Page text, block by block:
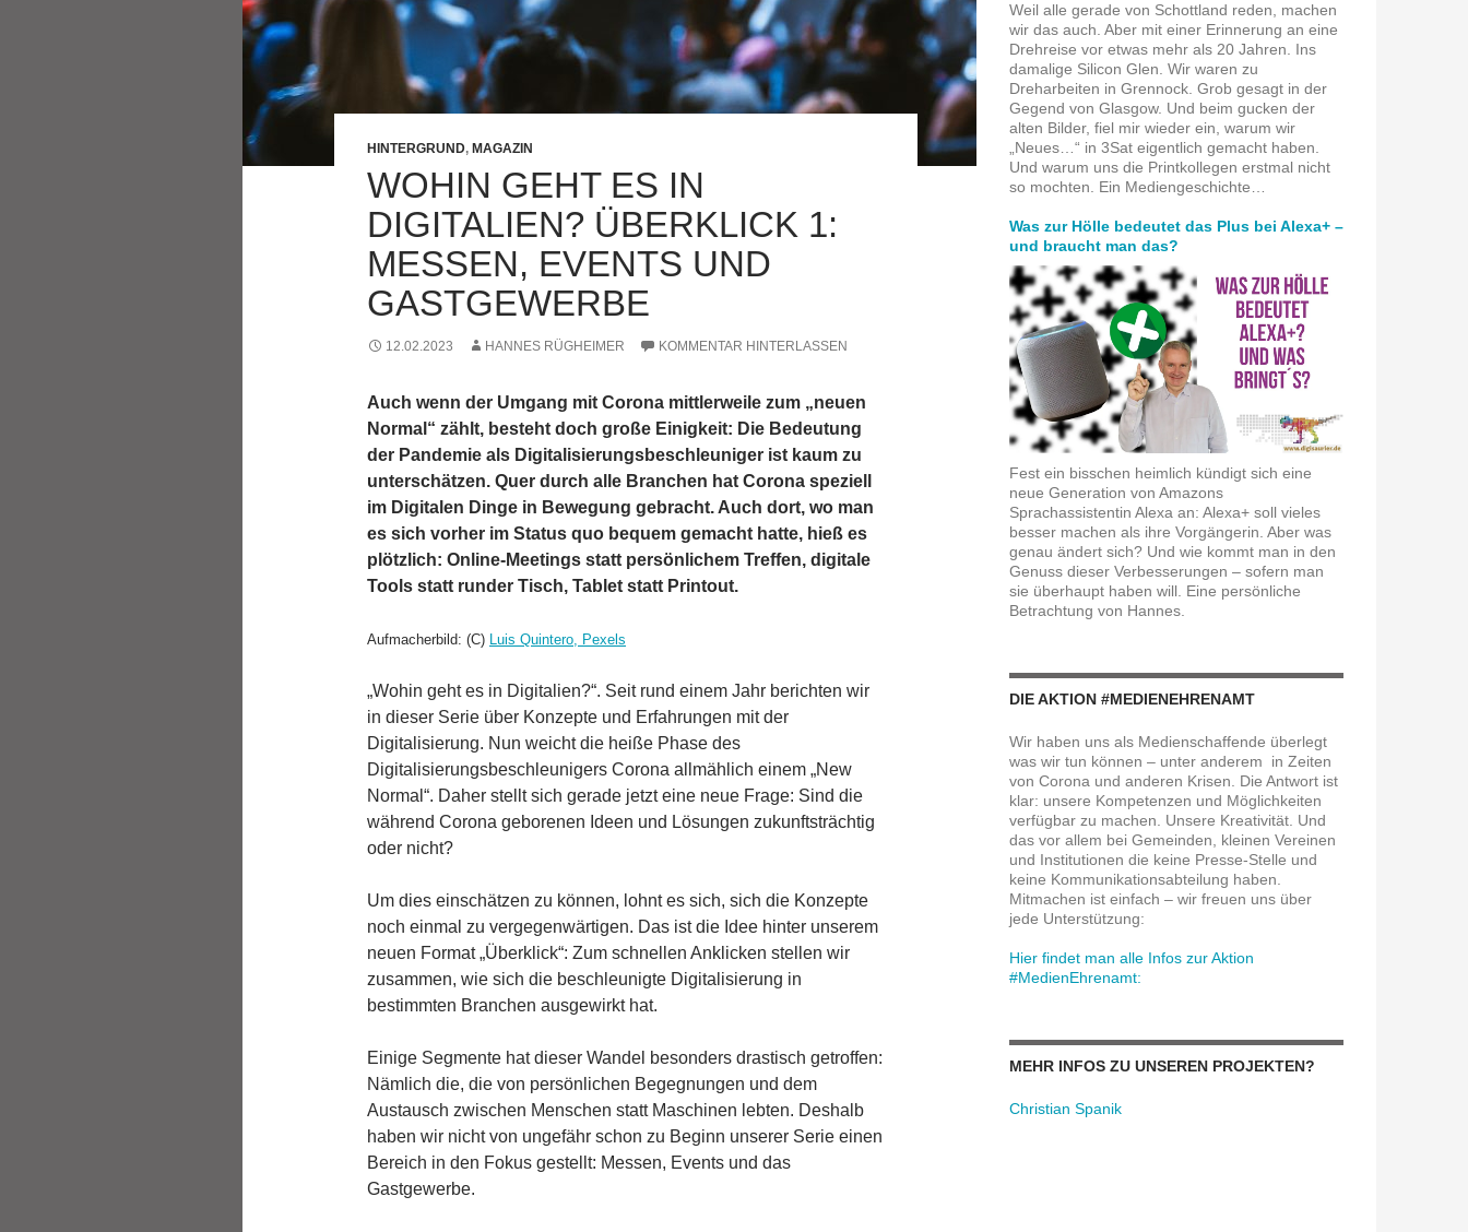
HINTERGRUND, MAGAZIN
WOHIN GEHT ES IN
DIGITALIEN? ÜBERKLICK 1:
MESSEN, EVENTS UND
GASTGEWERBE
12.02.2023 HANNES RÜGHEIMER KOMMENTAR HINTERLASSEN
Auch wenn der Umgang mit Corona mittlerweile zum „neuen
Normal“ zählt, besteht doch große Einigkeit: Die Bedeutung
der Pandemie als Digitalisierungsbeschleuniger ist kaum zu
unterschätzen. Quer durch alle Branchen hat Corona speziell
im Digitalen Dinge in Bewegung gebracht. Auch dort, wo man
es sich vorher im Status quo bequem gemacht hatte, hieß es
plötzlich: Online-Meetings statt persönlichem Treffen, digitale
Tools statt runder Tisch, Tablet statt Printout.
Aufmacherbild: (C) Luis Quintero, Pexels
„Wohin geht es in Digitalien?“. Seit rund einem Jahr berichten wir
in dieser Serie über Konzepte und Erfahrungen mit der
Digitalisierung. Nun weicht die heiße Phase des
Digitalisierungsbeschleunigers Corona allmählich einem „New
Normal“. Daher stellt sich gerade jetzt eine neue Frage: Sind die
während Corona geborenen Ideen und Lösungen zukunftsträchtig
oder nicht?
Um dies einschätzen zu können, lohnt es sich, sich die Konzepte
noch einmal zu vergegenwärtigen. Das ist die Idee hinter unserem
neuen Format „Überklick“: Zum schnellen Anklicken stellen wir
zusammen, wie sich die beschleunigte Digitalisierung in
bestimmten Branchen ausgewirkt hat.
Einige Segmente hat dieser Wandel besonders drastisch getroffen:
Nämlich die, die von persönlichen Begegnungen und dem
Austausch zwischen Menschen statt Maschinen lebten. Deshalb
haben wir nicht von ungefähr schon zu Beginn unserer Serie einen
Bereich in den Fokus gestellt: Messen, Events und das
Gastgewerbe.
Weil alle gerade von Schottland reden, machen
wir das auch. Aber mit einer Erinnerung an eine
Drehreise vor etwas mehr als 20 Jahren. Ins
damalige Silicon Glen. Wir waren zu
Dreharbeiten in Grennock. Grob gesagt in der
Gegend von Glasgow. Und beim gucken der
alten Bilder, fiel mir wieder ein, warum wir
„Neues…“ in 3Sat eigentlich gemacht haben.
Und warum uns die Printkollegen erstmal nicht
so mochten. Ein Mediengeschichte…
Was zur Hölle bedeutet das Plus bei Alexa+ –
und braucht man das?
Fest ein bisschen heimlich kündigt sich eine
neue Generation von Amazons
Sprachassistentin Alexa an: Alexa+ soll vieles
besser machen als ihre Vorgängerin. Aber was
genau ändert sich? Und wie kommt man in den
Genuss dieser Verbesserungen – sofern man
sie überhaupt haben will. Eine persönliche
Betrachtung von Hannes.
DIE AKTION #MEDIENEHRENAMT
Wir haben uns als Medienschaffende überlegt
was wir tun können – unter anderem in Zeiten
von Corona und anderen Krisen. Die Antwort ist
klar: unsere Kompetenzen und Möglichkeiten
verfügbar zu machen. Unsere Kreativität. Und
das vor allem bei Gemeinden, kleinen Vereinen
und Institutionen die keine Presse-Stelle und
keine Kommunikationsabteilung haben.
Mitmachen ist einfach – wir freuen uns über
jede Unterstützung:
Hier findet man alle Infos zur Aktion
#MedienEhrenamt:
MEHR INFOS ZU UNSEREN PROJEKTEN?
Christian Spanik